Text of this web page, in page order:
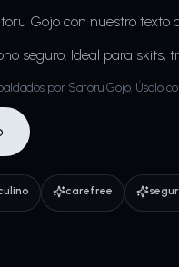
Gojo con nuestro texto
seguro. Ideal para skits,
por Satoru Gojo. Úsalo
carefree